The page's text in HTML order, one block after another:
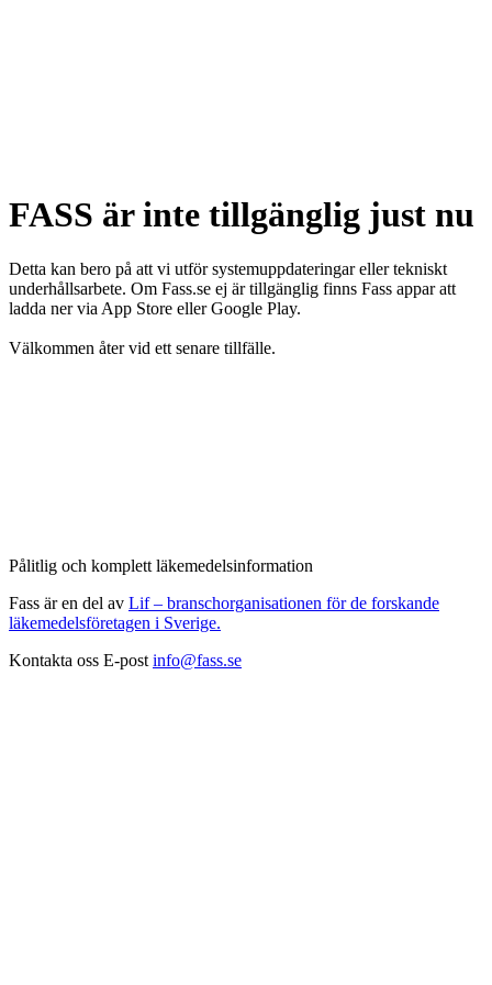
FASS är inte tillgänglig just nu
Detta kan bero på att vi utför systemuppdateringar eller tekniskt
underhållsarbete. Om Fass.se ej är tillgänglig finns Fass appar att
ladda ner via App Store eller Google Play.
Välkommen åter vid ett senare tillfälle.
Pålitlig och komplett läkemedelsinformation
Fass är en del av Lif – branschorganisationen för de forskande
läkemedelsföretagen i Sverige.
Kontakta oss E-post info@fass.se